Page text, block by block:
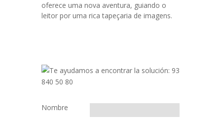
oferece uma nova aventura, guiando o
leitor por uma rica tapeçaria de imagens.
Nombre